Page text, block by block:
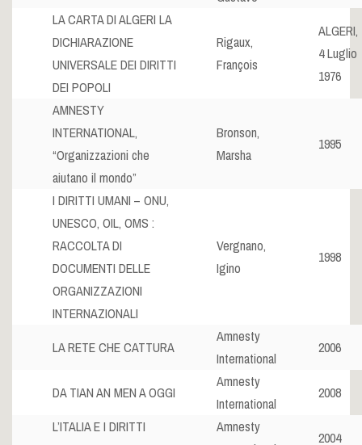
LA CARTA DI ALGERI LA
DICHIARAZIONE
UNIVERSALE DEI DIRITTI
DEI POPOLI
Rigaux,
François
ALGERI,
4 Luglio
1976
AMNESTY
INTERNATIONAL,
“Organizzazioni che
aiutano il mondo”
Bronson,
Marsha
1995
I DIRITTI UMANI – ONU,
UNESCO, OIL, OMS :
RACCOLTA DI
DOCUMENTI DELLE
ORGANIZZAZIONI
INTERNAZIONALI
Vergnano,
Igino
1998
LA RETE CHE CATTURA
Amnesty
International
2006
DA TIAN AN MEN A OGGI
Amnesty
International
2008
L’ITALIA E I DIRITTI
Amnesty
2004